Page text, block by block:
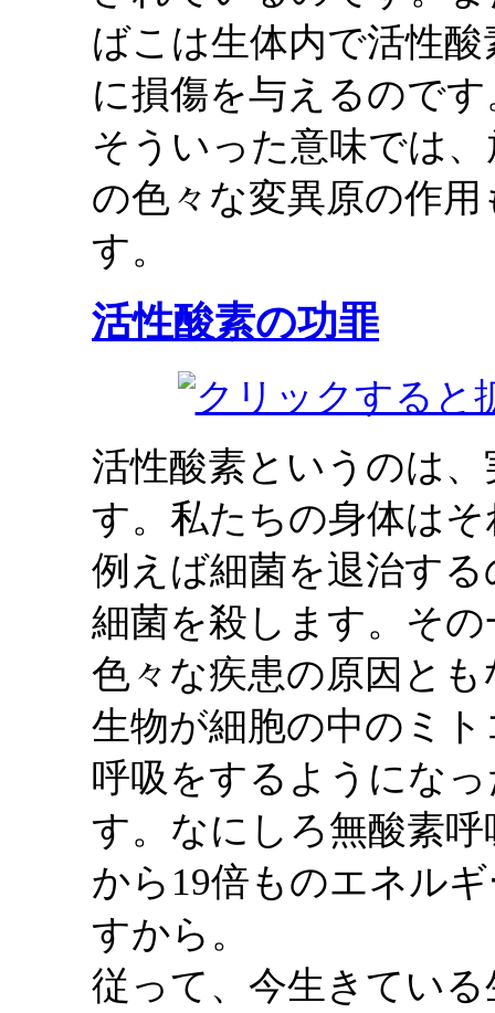
ばこは生体内で活性
に損傷を与えるのです
そういった意味では
の色々な変異原の作
す。
活性酸素の功罪
活性酸素というのは
す。私たちの身体は
例えば細菌を退治す
細菌を殺します。そ
色々な疾患の原因と
生物が細胞の中のミ
呼吸をするようにな
す。なにしろ無酸素
から19倍ものエネル
すから。
従って、今生きてい